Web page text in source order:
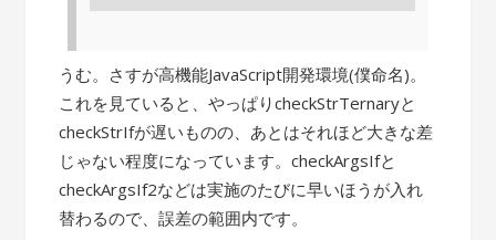
うむ。さすが高機能JavaScript開発環境(僕命名)。
これを見ていると、やっぱりcheckStrTernaryと
checkStrIfが遅いものの、あとはそれほど大きな差
じゃない程度になっています。checkArgsIfと
checkArgsIf2などは実施のたびに早いほうが入れ
替わるので、誤差の範囲内です。